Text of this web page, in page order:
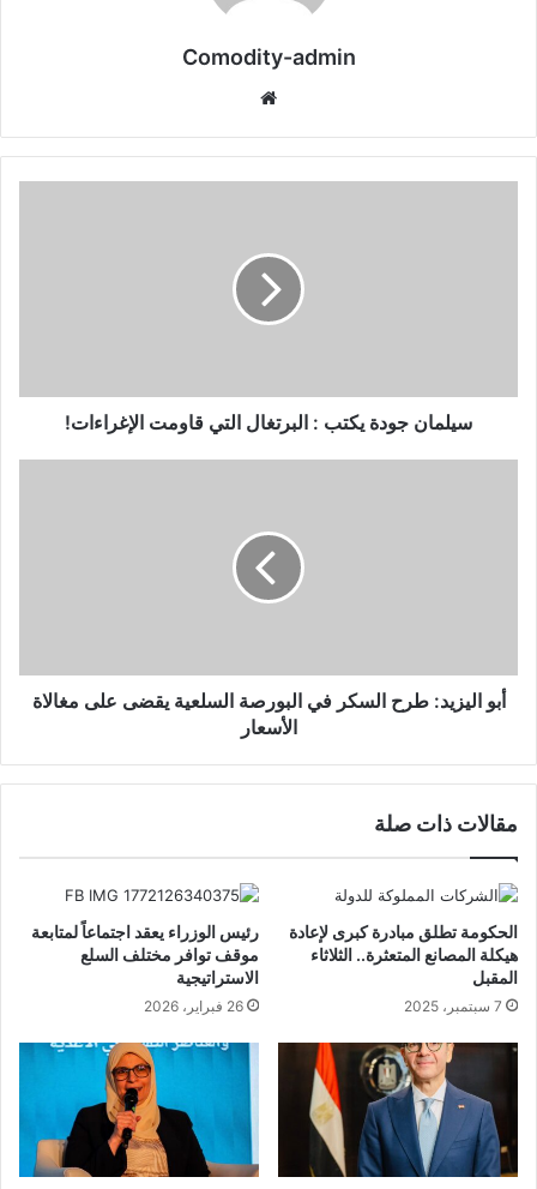
Comodity-admin
سيلمان جودة يكتب : البرتغال التي قاومت الإغراءات!
أبو اليزيد: طرح السكر في البورصة السلعية يقضى على مغالاة
الأسعار
مقالات ذات صلة
الحكومة تطلق مبادرة كبرى لإعادة
هيكلة المصانع المتعثرة.. الثلاثاء
المقبل
7 سبتمبر، 2025
رئيس الوزراء يعقد اجتماعاً لمتابعة
موقف توافر مختلف السلع
الاستراتيجية
26 فبراير، 2026